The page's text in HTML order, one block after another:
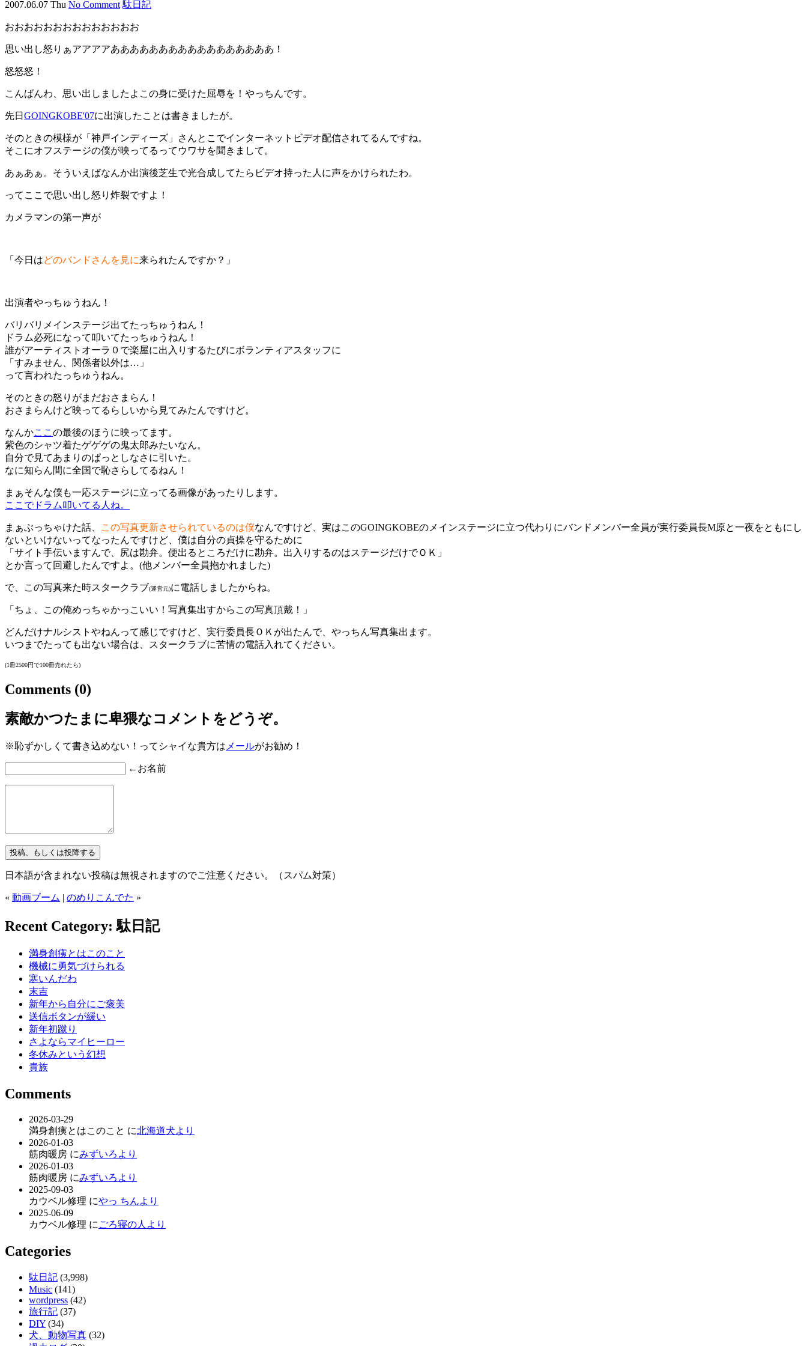
2007.06.07 Thu No Comment 駄日記
おおおおおおおおおおおおおお
思い出し怒りぁアアアアあああああああああああああああああ！
怒怒怒！
こんばんわ、思い出しましたよこの身に受けた屈辱を！やっちんです。
先日 GOINGKOBE'07に出演したことは書きましたが。
そのときの模様が「神戸インディーズ」さんとこでインターネットビデオ配信されてるんですね。
そこにオフステージの僕が映ってるってウワサを聞きまして。
あぁあぁ。そういえばなんか出演後芝生で光合成してたらビデオ持った人に声をかけられたわ。
ってここで思い出し怒り炸裂ですよ！
カメラマンの第一声が
「今日はどのバンドさんを見に来られたんですか？」
出演者やっちゅうねん！
バリバリメインステージ出てたっちゅうねん！
ドラム必死になって叩いてたっちゅうねん！
誰がアーティストオーラ０で楽屋に出入りするたびにボランティアスタッフに
「すみません、関係者以外は…」
って言われたっちゅうねん。
そのときの怒りがまだおさまらん！
おさまらんけど映ってるらしいから見てみたんですけど。
なんかここ の最後のほうに映ってます。
紫色のシャツ着たゲゲゲの鬼太郎みたいなん。
自分で見てあまりのぱっとしなさに引いた。
なに知らん間に全国で恥さらしてるねん！
まぁそんな僕も一応ステージに立ってる画像があったりします。
ここでドラム叩いてる人ね。
まぁぶっちゃけた話、 この写真更新させられているのは僕なんですけど、実はこのGOINGKOBEのメインステージに立つ代わりにバンドメンバー全員が実行委員長M原と一夜をともにし
ないといけないってなったんですけど、僕は自分の貞操を守るために
「サイト手伝いますんで、尻は勘弁。便出るところだけに勘弁。出入りするのはステージだけでＯＫ」
とか言って回避したんですよ。 (他メンバー全員抱かれました)
で、この写真来た時スタークラブ(運営元)に電話しましたからね。
「ちょ、この俺めっちゃかっこいい！写真集出すからこの写真頂戴！」
どんだけナルシストやねんって感じですけど、実行委員長ＯＫが出たんで、やっちん写真集出ます。
いつまでたっても出ない場合は、スタークラブに苦情の電話入れてください。
(1冊2500円で100冊売れたら)
Comments (0)
素敵かつたまに卑猥なコメントをどうぞ。
※恥ずかしくて書き込めない！ってシャイな貴方は メールがお勧め！
←お名前
日本語が含まれない投稿は無視されますのでご注意ください。（スパム対策）
« 動画ブーム | のめりこんでた »
Recent Category: 駄日記
満身創痍とはこのこと
機械に勇気づけられる
寒いんだわ
末吉
新年から自分にご褒美
送信ボタンが緩い
新年初蹴り
さよならマイヒーロー
冬休みという幻想
貴族
Comments
2026-03-29
満身創痍とはこのこと に北海道犬より
2026-01-03
筋肉暖房 にみずいろより
2026-01-03
筋肉暖房 にみずいろより
2025-09-03
カウベル修理 にやっ ちんより
2025-06-09
カウベル修理 に ごろ寝の人より
Categories
駄日記 (3,998)
Music (141)
wordpress (42)
旅行記 (37)
DIY (34)
犬、動物写真 (32)